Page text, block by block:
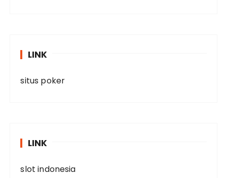
LINK
situs poker
LINK
slot indonesia